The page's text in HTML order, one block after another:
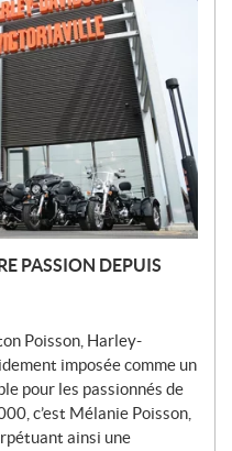
PASSION DEPUIS
Poisson, Harley-
imposée comme un
pour les passionnés de
c’est Mélanie Poisson,
ainsi une